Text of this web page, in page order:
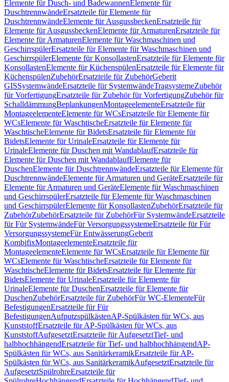
Elemente für Dusch- und BadewannenElemente für
DuschtrennwändeErsatzteile für Elemente für
DuschtrennwändeElemente für AusgussbeckenErsatzteile für
Elemente für AusgussbeckenElemente für ArmaturenErsatzteile für
Elemente für ArmaturenElemente für Waschmaschinen und
GeschirrspülerErsatzteile für Elemente für Waschmaschinen und
GeschirrspülerElemente für KonsollastenErsatzteile für Elemente für
KonsollastenElemente für KüchenspülenErsatzteile für Elemente für
KüchenspülenZubehörErsatzteile für ZubehörGeberit
GISSystemwändeErsatzteile für SystemwändeTragsystemeZubehör
für VorfertigungErsatzteile für Zubehör für VorfertigungZubehör für
SchalldämmungBeplankungenMontageelementeErsatzteile für
MontageelementeElemente für WCsErsatzteile für Elemente für
WCsElemente für WaschtischeErsatzteile für Elemente für
WaschtischeElemente für BidetsErsatzteile für Elemente für
BidetsElemente für UrinaleErsatzteile für Elemente für
UrinaleElemente für Duschen mit WandablaufErsatzteile für
Elemente für Duschen mit WandablaufElemente für
DuschenElemente für DuschtrennwändeErsatzteile für Elemente für
DuschtrennwändeElemente für Armaturen und GeräteErsatzteile für
Elemente für Armaturen und GeräteElemente für Waschmaschinen
und GeschirrspülerErsatzteile für Elemente für Waschmaschinen
und GeschirrspülerElemente für KonsollastenZubehörErsatzteile für
ZubehörZubehörErsatzteile für ZubehörFür SystemwändeErsatzteile
für Für SystemwändeFür VersorgungssystemeErsatzteile für Für
VersorgungssystemeFür EntwässerungGeberit
KombifixMontageelementeErsatzteile für
MontageelementeElemente für WCsErsatzteile für Elemente für
WCsElemente für WaschtischeErsatzteile für Elemente für
WaschtischeElemente für BidetsErsatzteile für Elemente für
BidetsElemente für UrinaleErsatzteile für Elemente für
UrinaleElemente für DuschenErsatzteile für Elemente für
DuschenZubehörErsatzteile für ZubehörFür WC-ElementeFür
BefestigungenErsatzteile für Für
BefestigungenAufputzspülkästenAP-Spülkästen für WCs, aus
KunststoffErsatzteile für AP-Spülkästen für WCs, aus
KunststoffAufgesetztErsatzteile für AufgesetztTief- und
halbhochhängendErsatzteile für Tief- und halbhochhängendAP-
Spülkästen für WCs, aus SanitärkeramikErsatzteile für AP-
Spülkästen für WCs, aus SanitärkeramikAufgesetztErsatzteile für
AufgesetztSpülrohreErsatzteile für